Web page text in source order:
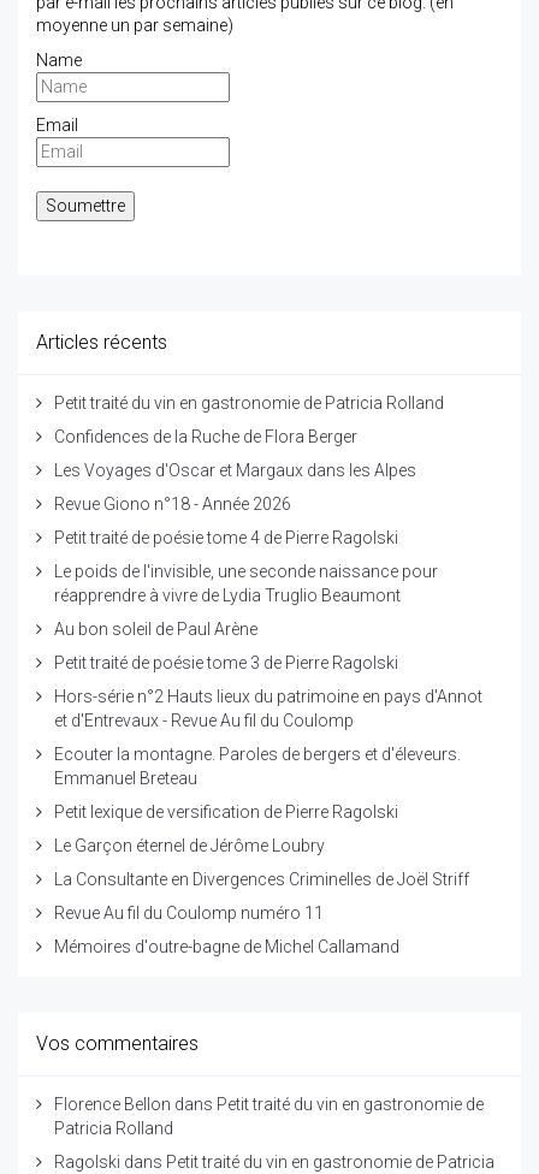
moyenne un par semaine)
Name
Email
Articles récents
Petit traité du vin en gastronomie de Patricia Rolland
Confidences de la Ruche de Flora Berger
Les Voyages d'Oscar et Margaux dans les Alpes
Revue Giono n°18 - Année 2026
Petit traité de poésie tome 4 de Pierre Ragolski
Le poids de l'invisible, une seconde naissance pour
réapprendre à vivre de Lydia Truglio Beaumont
Au bon soleil de Paul Arène
Petit traité de poésie tome 3 de Pierre Ragolski
Hors-série n°2 Hauts lieux du patrimoine en pays d'Annot
et d'Entrevaux - Revue Au fil du Coulomp
Ecouter la montagne. Paroles de bergers et d'éleveurs.
Emmanuel Breteau
Petit lexique de versification de Pierre Ragolski
Le Garçon éternel de Jérôme Loubry
La Consultante en Divergences Criminelles de Joël Striff
Revue Au fil du Coulomp numéro 11
Mémoires d'outre-bagne de Michel Callamand
Vos commentaires
Florence Bellon dans Petit traité du vin en gastronomie de
Patricia Rolland
Ragolski dans Petit traité du vin en gastronomie de Patricia